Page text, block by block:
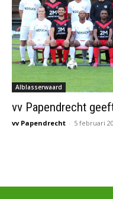
Alblasserwaard
vv Papendrecht
vv Papendrecht - 5 februari